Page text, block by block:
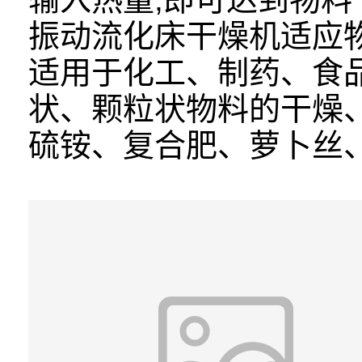
振动流化床干燥机适应
适用于化工、制药、食
状、颗粒状物料的干燥
硫铵、复合肥、萝卜丝